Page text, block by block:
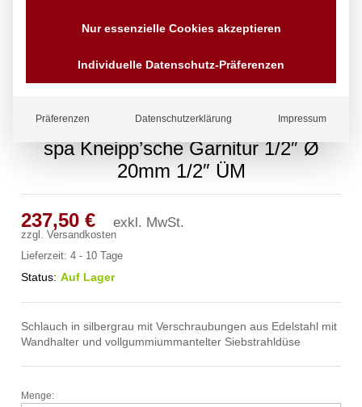
spa Kneipp’sche Garnitur 1/2″ Ø
20mm 1/2″ ÜM
237,50€ exkl. MwSt.
zzgl.Versandkosten
Lieferzeit:4 - 10 Tage
Status: Auf Lager
Schlauch in silbergrau mit Verschraubungen aus Edelstahl mit
Wandhalter und vollgummiummantelter Siebstrahldüse
spa
Menge:
Nur essenzielle Cookies akzeptieren
Individuelle Datenschutz-Präferenzen
Präferenzen Datenschutzerklärung Impressum